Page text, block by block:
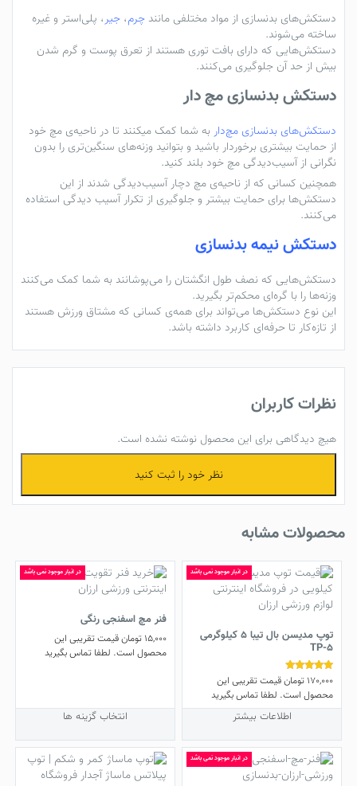
دستکش‌های بدنسازی از مواد مختلفی مانند چرم، جیر، پلی‌استر و غیره
ساخته می‌شوند.
دستکش‌هایی که دارای بافت توری هستند از تعرق پوست و گرم شدن
بیش از حد آن جلوگیری می‌کنند.
دستکش بدنسازی مچ دار
دستکش‌های بدنسازی مچ‌دار به شما کمک می‍کنند تا در ناحیه‌ی مچ خود
از حمایت بیشتری برخوردار باشید و بتوانید وزنه‌های سنگین‌تری را بدون
نگرانی از آسیب‌دیدگی مچ خود بلند کنید.
همچنین کسانی که از ناحیه‌ی مچ دچار آسیب‌دیدگی شدند از این
دستکش‌ها برای حمایت بیشتر و جلوگیری از تکرار آسیب دیدگی استفاده
می‌کنند.
دستکش نیمه بدنسازی
دستکش‌هایی که نصف طول انگشتان را می‌پوشانند به شما کمک می‌کنند
وزنه‌ها را با گره‌ای محکم‌تر بگیرید.
این نوع دستکش‌ها می‌تواند برای همه‌ی کسانی که مشتاق ورزش هستند
از تازه‌کار تا حرفه‌ای‌ کاربرد داشته باشد.
نظرات کاربران
هیچ دیدگاهی برای این محصول نوشته نشده است.
نظر خود را ثبت کنید
محصولات مشابه
در انبار موجود نمی باشد
توپ مدیسن بال تیبا 5 کیلوگرمی
TP-5
نمره
5.00
از 5
170,000 تومانقیمت تقریبی این
محصول است. لطفا تماس بگیرید
اطلاعات بیشتر
در انبار موجود نمی باشد
فنر مچ اسفنجی رنگی
15,000 تومانقیمت تقریبی این
محصول است. لطفا تماس بگیرید
انتخاب گزینه ها
می
باشد.
در انبار موجود نمی باشد